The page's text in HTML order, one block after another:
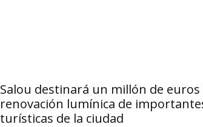
Salou destinará un millón de euros
renovación lumínica de
turísticas de la ciudad